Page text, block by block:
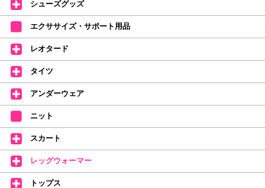
↑ご購入頂いたお客様に、デラロミラノのロゴ入りボールペンをプレゼント
中。
(お一人様1本限りになります)
価格改定のお知らせ
2026年4月1日よりシューズ全般、衣類など商品を値上げしました。
何卒ご理解いただけますようお願い申し上げます
【シューズのフィッティングについて】
全店、ご予約不要です(18:30まで)。タイツ・ソックス・トウパッドを
持参してください。
皆さまのダンスライフをサポートできるようなさまざまな商品をご紹介して
おります。
シューズグッズ
エクササイズ・サポート用品
レオタード
タイツ
アンダーウェア
ニット
スカート
レッグウォーマー
トップス